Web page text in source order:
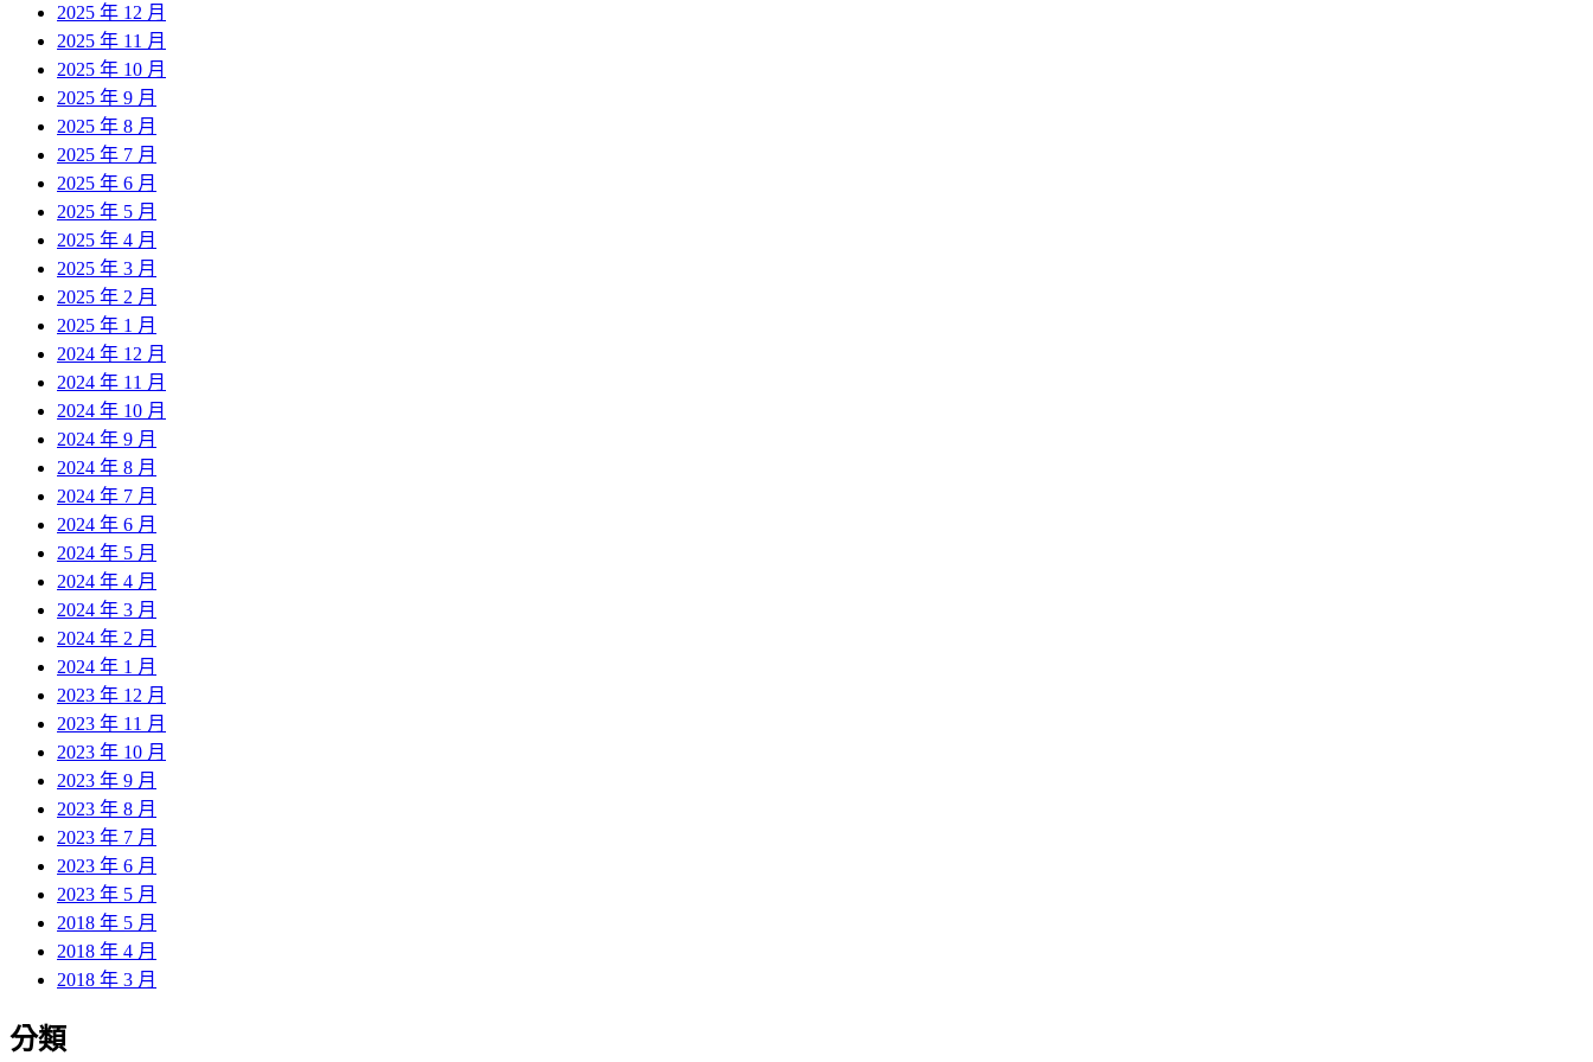
2025 年 12 月
2025 年 11 月
2025 年 10 月
2025 年 9 月
2025 年 8 月
2025 年 7 月
2025 年 6 月
2025 年 5 月
2025 年 4 月
2025 年 3 月
2025 年 2 月
2025 年 1 月
2024 年 12 月
2024 年 11 月
2024 年 10 月
2024 年 9 月
2024 年 8 月
2024 年 7 月
2024 年 6 月
2024 年 5 月
2024 年 4 月
2024 年 3 月
2024 年 2 月
2024 年 1 月
2023 年 12 月
2023 年 11 月
2023 年 10 月
2023 年 9 月
2023 年 8 月
2023 年 7 月
2023 年 6 月
2023 年 5 月
2018 年 5 月
2018 年 4 月
2018 年 3 月
分類